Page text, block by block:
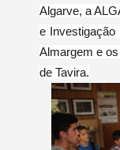
Algarve, a
e Investigação
Almargem e
de Tavira.